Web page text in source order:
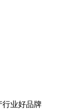
行业好品牌